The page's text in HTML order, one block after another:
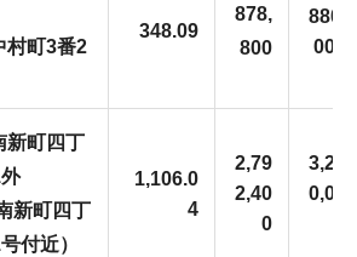
村町3番2
348.09
878,
800
880,
000
新町四丁
新町四丁
付近）
1,106.0
4
2,79
2,40
0
3,20
0,00